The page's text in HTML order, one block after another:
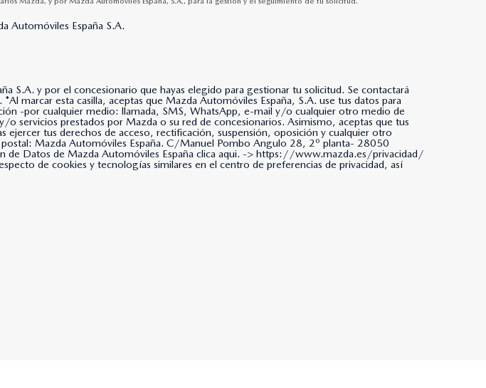
Automóviles España S.A.
S.A. y por el concesionario que hayas elegido para gestionar tu solicitud. Se contactará
-por cualquier medio: llamada, SMS, WhatsApp, e-mail y/o cualquier otro medio de
servicios prestados por Mazda o su red de concesionarios. Asimismo, aceptas que tus
ejercer tus derechos de acceso, rectificación, suspensión, oposición y cualquier otro
Mazda Automóviles España. C/Manuel Pombo Angulo 28, 2º planta- 28050
de Datos de Mazda Automóviles España clica aqui. -> https://www.mazda.es/privacidad/
de cookies y tecnologías similares en el centro de preferencias de privacidad, así